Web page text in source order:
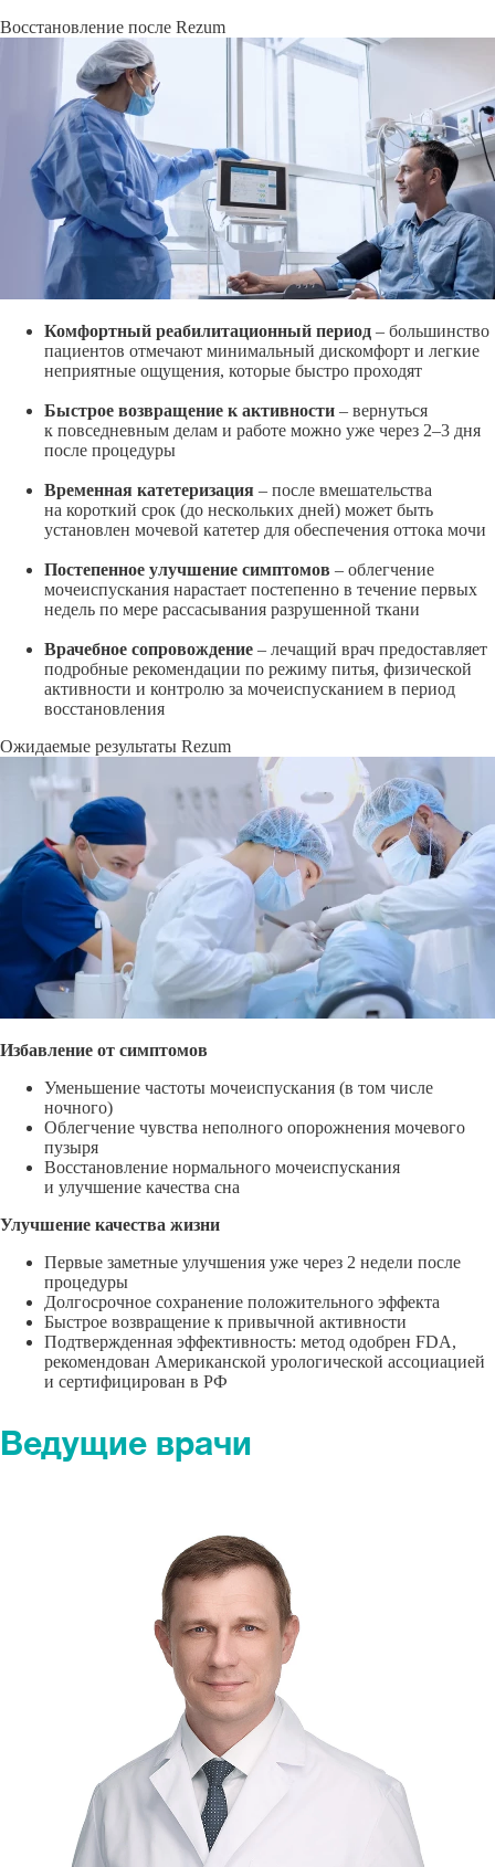
Восстановление после Rezum
Комфортный реабилитационный период – большинство
пациентов отмечают минимальный дискомфорт и легкие
неприятные ощущения, которые быстро проходят
Быстрое возвращение к активности – вернуться
к повседневным делам и работе можно уже через 2–3 дня
после процедуры
Временная катетеризация – после вмешательства
на короткий срок (до нескольких дней) может быть
установлен мочевой катетер для обеспечения оттока мочи
Постепенное улучшение симптомов – облегчение
мочеиспускания нарастает постепенно в течение первых
недель по мере рассасывания разрушенной ткани
Врачебное сопровождение – лечащий врач предоставляет
подробные рекомендации по режиму питья, физической
активности и контролю за мочеиспусканием в период
восстановления
Ожидаемые результаты Rezum
Избавление от симптомов
Уменьшение частоты мочеиспускания (в том числе
ночного)
Облегчение чувства неполного опорожнения мочевого
пузыря
Восстановление нормального мочеиспускания
и улучшение качества сна
Улучшение качества жизни
Первые заметные улучшения уже через 2 недели после
процедуры
Долгосрочное сохранение положительного эффекта
Быстрое возвращение к привычной активности
Подтвержденная эффективность: метод одобрен FDA,
рекомендован Американской урологической ассоциацией
и сертифицирован в РФ
Ведущие врачи